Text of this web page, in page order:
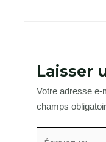
Laisser
Votre adresse e-
champs